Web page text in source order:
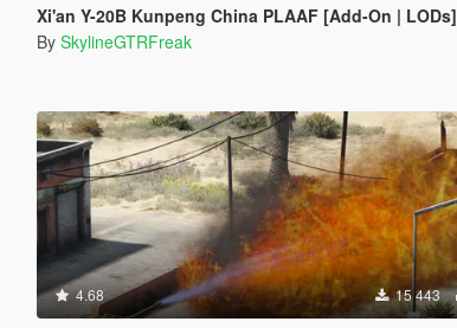
Xi'an Y-20B Kunpeng China PLAAF [Add-On | LODs]
By SkylineGTRFreak
4.68 15 443